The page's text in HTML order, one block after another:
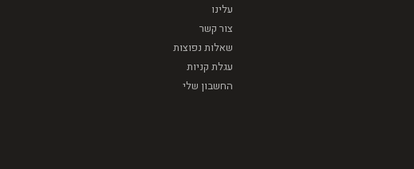
עלינו
צור קשר
שאלות נפוצות
עגלת קניות
החשבון שלי